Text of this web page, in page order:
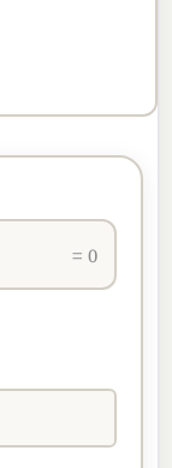
= 0